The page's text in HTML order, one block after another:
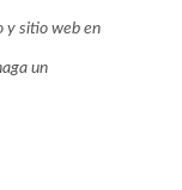
y sitio web en
un